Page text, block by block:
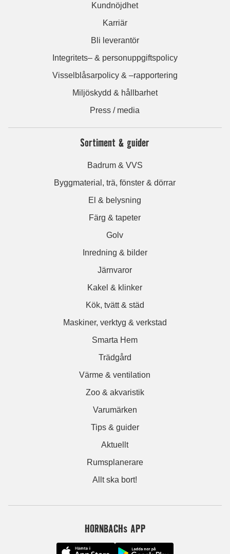
Kundnöjdhet
Karriär
Bli leverantör
Integritets– & personuppgiftspolicy
Visselblåsarpolicy & –rapportering
Miljöskydd & hållbarhet
Press / media
Sortiment & guider
Badrum & VVS
Byggmaterial, trä, fönster & dörrar
El & belysning
Färg & tapeter
Golv
Inredning & bilder
Järnvaror
Kakel & klinker
Kök, tvätt & städ
Maskiner, verktyg & verkstad
Smarta Hem
Trädgård
Värme & ventilation
Zoo & akvaristik
Varumärken
Tips & guider
Aktuellt
Rumsplanerare
Allt ska bort!
HORNBACHs APP